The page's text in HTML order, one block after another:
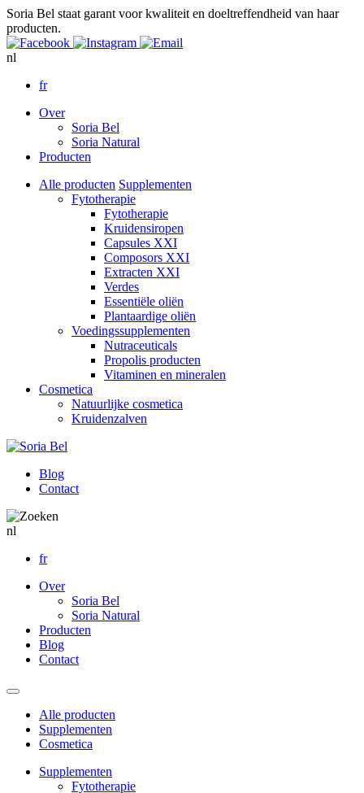
Soria Bel staat garant voor kwaliteit en doeltreffendheid van haar
producten.
nl
fr
Over
Soria Bel
Soria Natural
Producten
Alle producten Supplementen
Fytotherapie
Fytotherapie
Kruidensiropen
Capsules XXI
Composors XXI
Extracten XXI
Verdes
Essentiële oliën
Plantaardige oliën
Voedingssupplementen
Nutraceuticals
Propolis producten
Vitaminen en mineralen
Cosmetica
Natuurlijke cosmetica
Kruidenzalven
Blog
Contact
nl
fr
Over
Soria Bel
Soria Natural
Producten
Blog
Contact
Alle producten
Supplementen
Cosmetica
Supplementen
Fytotherapie